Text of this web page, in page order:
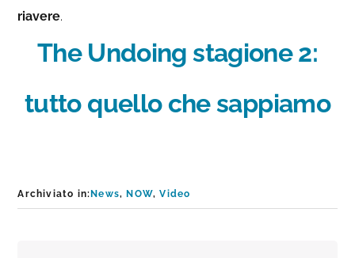
riavere.
The Undoing stagione 2:
tutto quello che sappiamo
Archiviato in: News, NOW,Video